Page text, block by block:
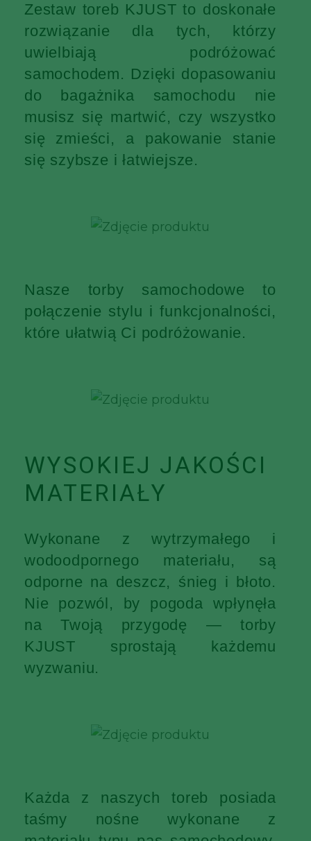
Zestaw toreb KJUST to doskonałe
rozwiązanie dla tych, którzy
uwielbiają podróżować
samochodem. Dzięki dopasowaniu
do bagażnika samochodu nie
musisz się martwić, czy wszystko
się zmieści, a pakowanie stanie
się szybsze i łatwiejsze.
Nasze torby samochodowe to
połączenie stylu i funkcjonalności,
które ułatwią Ci podróżowanie.
WYSOKIEJ JAKOŚCI
MATERIAŁY
Wykonane z wytrzymałego i
wodoodpornego materiału, są
odporne na deszcz, śnieg i błoto.
Nie pozwól, by pogoda wpłynęła
na Twoją przygodę — torby
KJUST sprostają każdemu
wyzwaniu.
Każda z naszych toreb posiada
taśmy nośne wykonane z